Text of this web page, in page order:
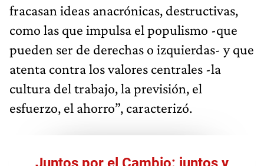
fracasan ideas anacrónicas, destructivas,
como las que impulsa el populismo -que
pueden ser de derechas o izquierdas- y que
atenta contra los valores centrales -la
cultura del trabajo, la previsión, el
esfuerzo, el ahorro”, caracterizó.